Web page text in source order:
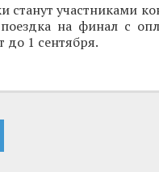
станут участниками
на финал с
до 1 сентября.